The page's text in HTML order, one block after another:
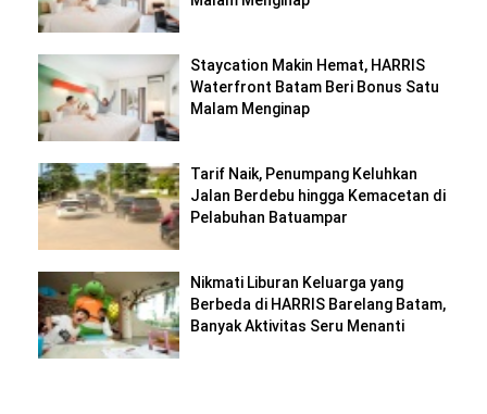
Staycation Makin Hemat, HARRIS
Waterfront Batam Beri Bonus Satu
Malam Menginap
Tarif Naik, Penumpang Keluhkan
Jalan Berdebu hingga Kemacetan di
Pelabuhan Batuampar
Nikmati Liburan Keluarga yang
Berbeda di HARRIS Barelang Batam,
Banyak Aktivitas Seru Menanti